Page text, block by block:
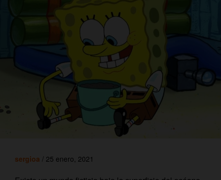
sergioa / 25 enero, 2021